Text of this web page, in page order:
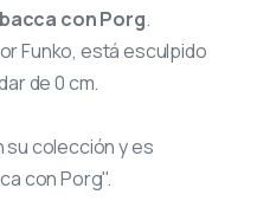
con Porg.
Funko, está esculpido
de 0 cm.
su colección y es
con Porg".